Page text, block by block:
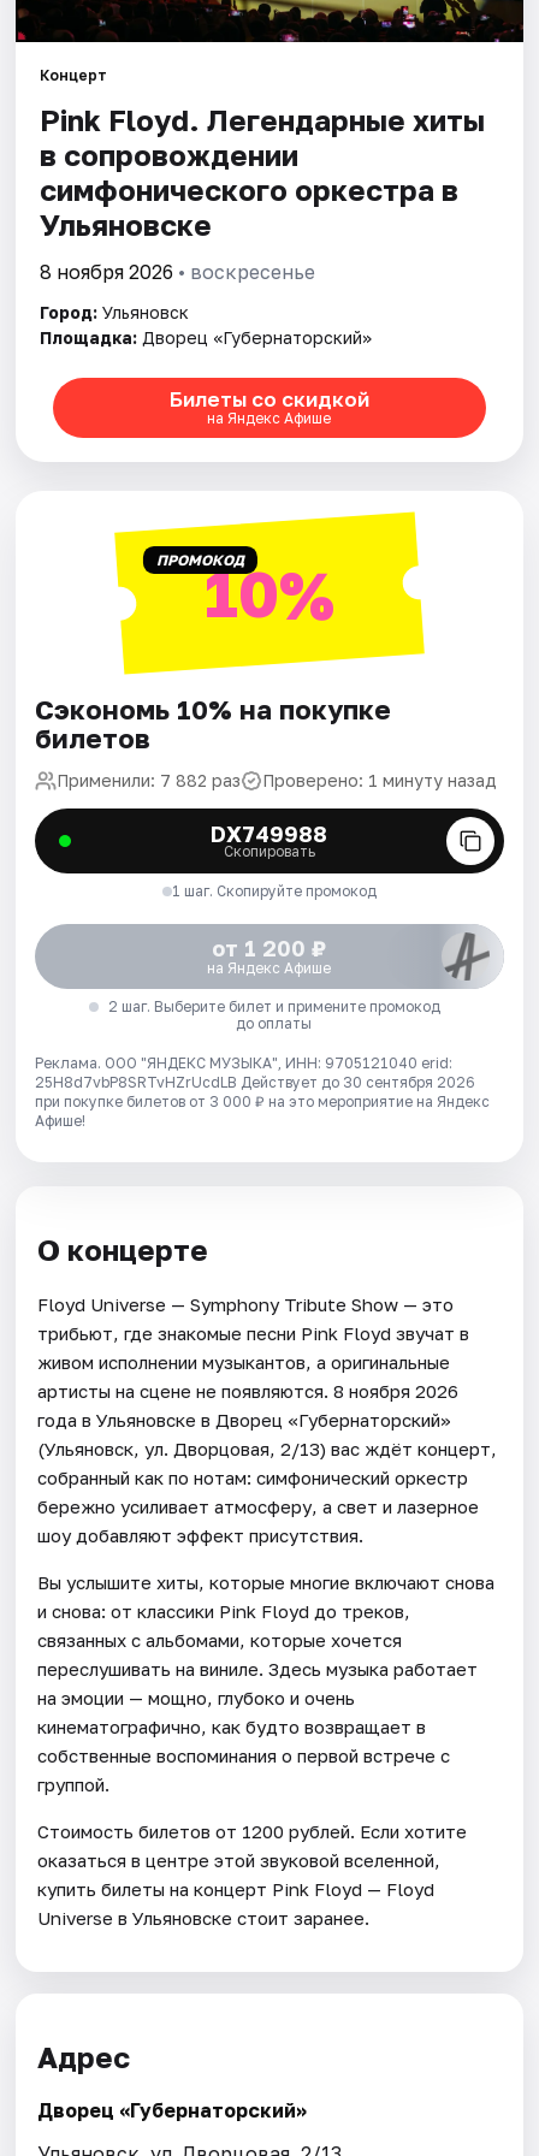
Площадки
Рейтинги
Концерт
Pink Floyd. Легендарные хиты
в сопровождении
симфонического оркестра в
Ульяновске
8 ноября 2026 • воскресенье
Город: Ульяновск
Площадка: Дворец «Губернаторский»
Билеты со скидкой
на Яндекс Афише
ПРОМОКОД10%
Сэкономь 10% на покупке
билетов
Применили: 7 882 раз Проверено: 1 минуту назад
DX749988
Скопировать
1 шаг. Скопируйте промокод
от 1 200 ₽
на Яндекс Афише
2 шаг. Выберите билет и примените промокод
до оплаты
Реклама. ООО "ЯНДЕКС МУЗЫКА", ИНН: 9705121040 erid:
25H8d7vbP8SRTvHZrUcdLB Действует до 30 сентября 2026
при покупке билетов от 3 000 ₽ на это мероприятие на Яндекс
Афише!
О концерте
Floyd Universe — Symphony Tribute Show — это
трибьют, где знакомые песни Pink Floyd звучат в
живом исполнении музыкантов, а оригинальные
артисты на сцене не появляются. 8 ноября 2026
года в Ульяновске в Дворец «Губернаторский»
(Ульяновск, ул. Дворцовая, 2/13) вас ждёт концерт,
собранный как по нотам: симфонический оркестр
бережно усиливает атмосферу, а свет и лазерное
шоу добавляют эффект присутствия.
Вы услышите хиты, которые многие включают снова
и снова: от классики Pink Floyd до треков,
связанных с альбомами, которые хочется
переслушивать на виниле. Здесь музыка работает
на эмоции — мощно, глубоко и очень
кинематографично, как будто возвращает в
собственные воспоминания о первой встрече с
группой.
Стоимость билетов от 1200 рублей. Если хотите
оказаться в центре этой звуковой вселенной,
купить билеты на концерт Pink Floyd — Floyd
Universe в Ульяновске стоит заранее.
Адрес
Дворец «Губернаторский»